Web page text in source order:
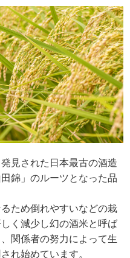
見された日本最古の酒造
錦」のルーツとなった品
ため倒れやすいなどの栽
く減少し幻の酒米と呼ば
関係者の努力によって生
れ始めています。